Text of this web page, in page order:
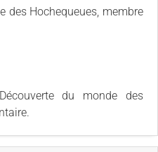
des Hochequeues, membre
du monde des